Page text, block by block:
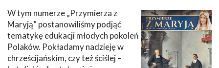
W tym numerze „Przymierza z
Maryją” postanowiliśmy podjąć
tematykę edukacji młodych pokoleń
Polaków. Pokładamy nadzieję w
chrześcijańskim, czy też ściślej –